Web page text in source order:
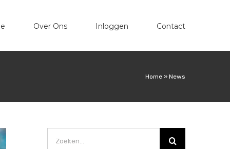
Over Ons Inloggen Contact
Home » News